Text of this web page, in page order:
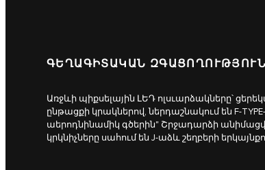
ԳԵՂԱԳԻՏԱԿԱՆ ԶԳԱՑՈՂՈՒԹՅՈՒՆ
Առջևի պիքսելային ԼԵԴ ոլսւարձակները՝
ընթացքի կրակներով, ներդաշնակում են F-TYPE-
աերոդնինամիկ գծերին" Շրջադարձի
կրկնիչները սահում են J-աձև շեղբերի